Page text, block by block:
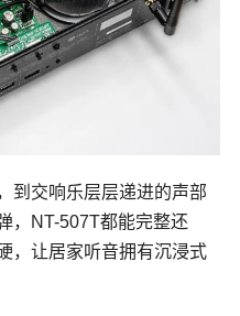
到交响乐层层递进的声部
，NT-507T都能完整还
，让居家听音拥有沉浸式